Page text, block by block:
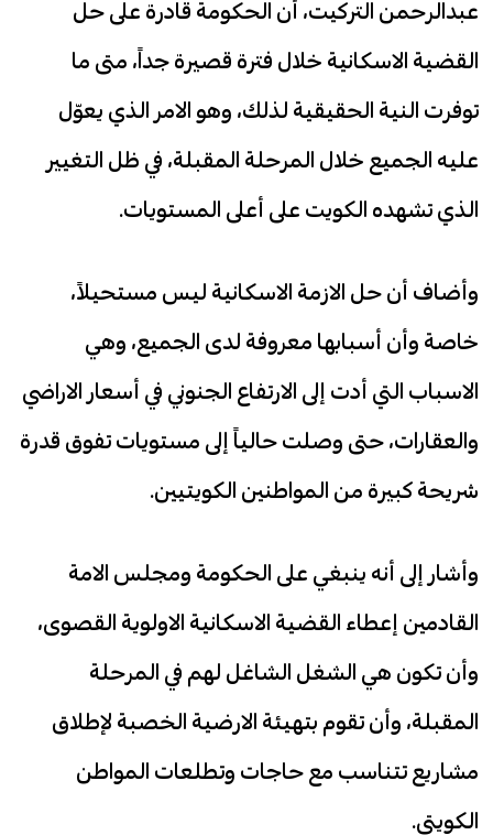
عبدالرحمن التركيت، أن الحكومة قادرة على حل
القضية الاسكانية خلال فترة قصيرة جداً، متى ما
توفرت النية الحقيقية لذلك، وهو الامر الذي يعوّل
عليه الجميع خلال المرحلة المقبلة، في ظل التغيير
الذي تشهده الكويت على أعلى المستويات.
وأضاف أن حل الازمة الاسكانية ليس مستحيلاً،
خاصة وأن أسبابها معروفة لدى الجميع، وهي
الاسباب التي أدت إلى الارتفاع الجنوني في أسعار الاراضي
والعقارات، حتى وصلت حالياً إلى مستويات تفوق قدرة
شريحة كبيرة من المواطنين الكويتيين.
وأشار إلى أنه ينبغي على الحكومة ومجلس الامة
القادمين إعطاء القضية الاسكانية الاولوية القصوى،
وأن تكون هي الشغل الشاغل لهم في المرحلة
المقبلة، وأن تقوم بتهيئة الارضية الخصبة لإطلاق
مشاريع تتناسب مع حاجات وتطلعات المواطن
الكويتي.